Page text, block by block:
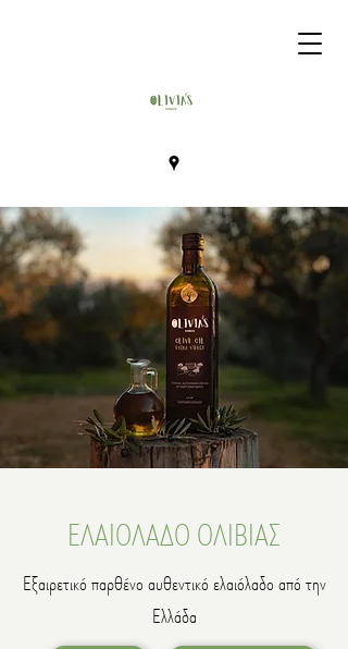
ΕΛΑΙΟΛΑΔΟ ΟΛΙΒΙΑΣ
Εξαιρετικό παρθένο αυθεντικό ελαιόλαδο από την
Ελλάδα